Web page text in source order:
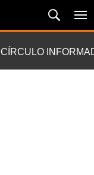
CÍRCULO